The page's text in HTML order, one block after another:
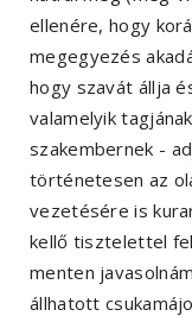
ellenére, hogy
megegyezés
hogy szavát állja
valamelyik
szakembernek -
történetesen az
vezetésére is
kellő tisztelettel
menten
állhatott